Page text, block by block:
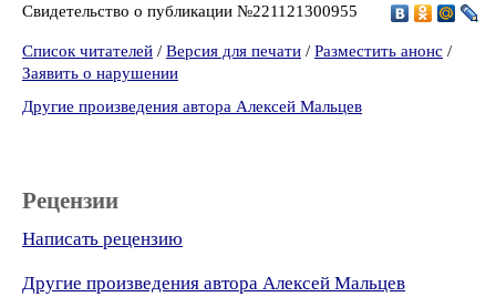
Свидетельство о публикации №221121300955
Список читателей / Версия для печати / Разместить анонс /
Заявить о нарушении
Другие произведения автора Алексей Мальцев
Рецензии
Написать рецензию
Другие произведения автора Алексей Мальцев